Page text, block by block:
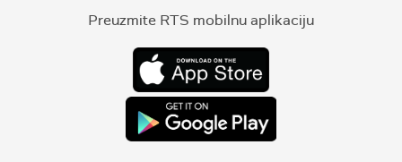
Preuzmite RTS mobilnu aplikaciju